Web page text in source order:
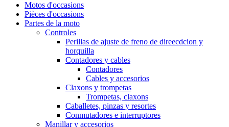
Motos d'occasions
Pièces d'occasions
Partes de la moto
Controles
Perillas de ajuste de freno de direecdcion y
horquilla
Contadores y cables
Contadores
Cables y accesorios
Claxons y trompetas
Trompetas, claxons
Caballetes, pinzas y resortes
Conmutadores e interruptores
Manillar y accesorios